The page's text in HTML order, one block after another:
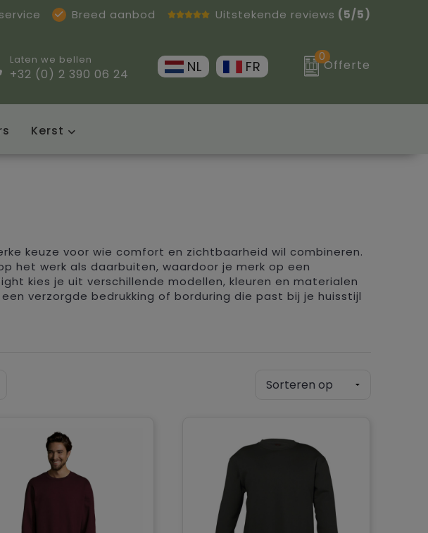
Breed aanbod Uitstekende reviews (5/5)
Laten we bellen
+32 (0) 2 390 06 24 NL FR
0
Offerte
Kerst
keuze voor wie comfort en zichtbaarheid wil combineren.
het werk als daarbuiten, waardoor je merk op een
kies je uit verschillende modellen, kleuren en materialen
verzorgde bedrukking of borduring die past bij je huisstijl